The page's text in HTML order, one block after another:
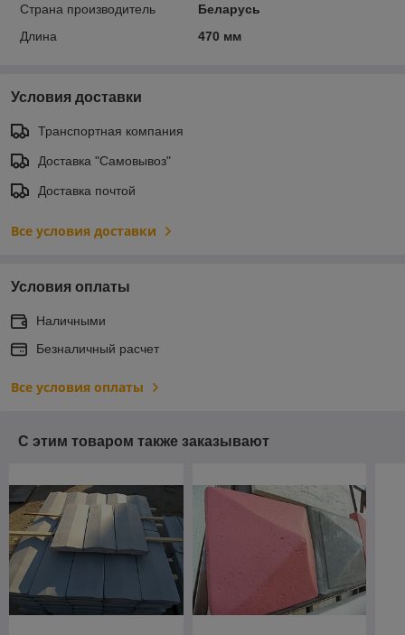
Страна производитель
Беларусь
Длина
470 мм
Условия доставки
Транспортная компания
Доставка "Самовывоз"
Доставка почтой
Все условия доставки
Условия оплаты
Наличными
Безналичный расчет
Все условия оплаты
С этим товаром также заказывают